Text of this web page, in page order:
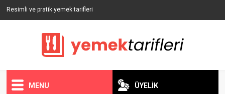
Resimli ve pratik yemek tarifleri
MENU ÜYELİK